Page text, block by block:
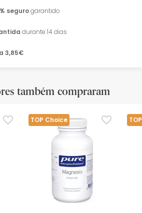
segurogarantido
durante 14 dias
3,85€
também compraram
TOP Choice